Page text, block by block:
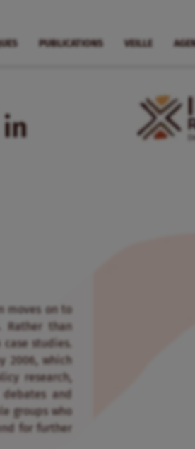
PUBLICATIONS VEILLE
moves on to
Rather than
studies.
2006, which
research,
and
groups who
for further